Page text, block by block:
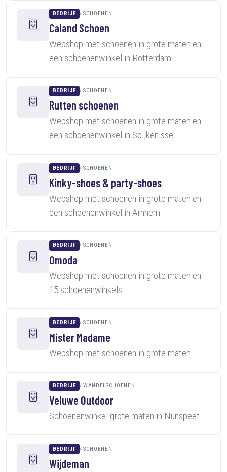
BEDRIJF SCHOENEN
Caland Schoen
Webshop met schoenen in grote maten en
een schoenenwinkel in Rotterdam
BEDRIJF SCHOENEN
Rutten schoenen
Webshop met schoenen in grote maten en
een schoenenwinkel in Spijkenisse
BEDRIJF SCHOENEN
Kinky-shoes & party-shoes
Webshop met schoenen in grote maten en
een schoenenwinkel in Arnhem
BEDRIJF SCHOENEN
Omoda
Webshop met schoenen in grote maten en
15 schoenenwinkels
BEDRIJF SCHOENEN
Mister Madame
Webshop met schoenen in grote maten
BEDRIJF WANDELSCHOENEN
Veluwe Outdoor
Schoenenwinkel grote maten in Nunspeet
BEDRIJF SCHOENEN
Wijdeman